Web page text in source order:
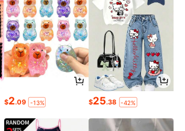
$2.09 -13% $25.38 -42%